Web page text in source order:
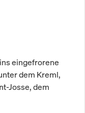
eingefrorene
dem Kreml,
Josse, dem